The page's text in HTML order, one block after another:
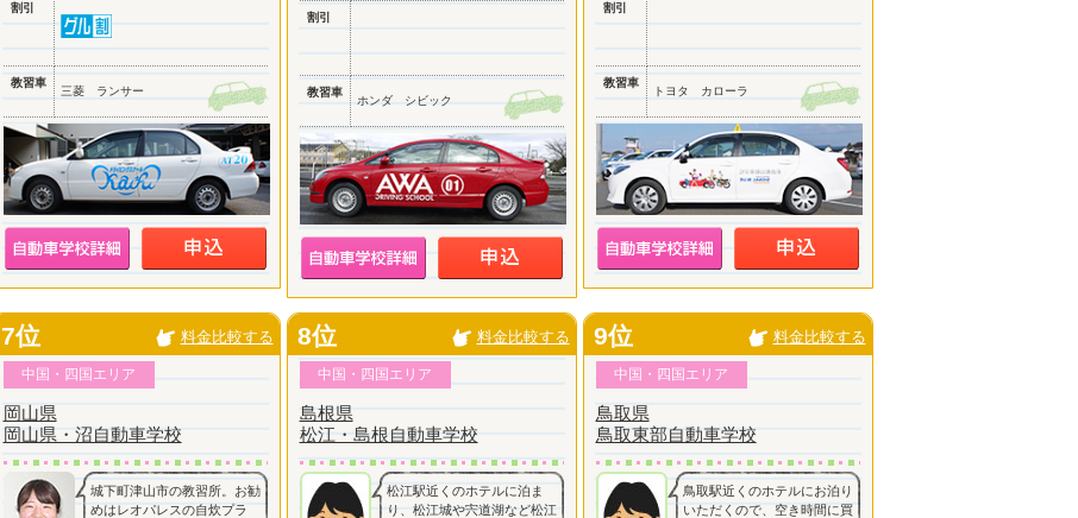
割引
教習車
三菱 ランサー
割引
教習車
ホンダ シビック
割引
教習車
トヨタ カローラ
7位 料金比較する
中国・四国エリア
岡山県
岡山県・沼自動車学校
城下町津山市の教習所。お勧
めはレオパレスの自炊プラ
8位 料金比較する
中国・四国エリア
島根県
松江・島根自動車学校
松江駅近くのホテルに泊ま
り、松江城や宍道湖など松江
9位 料金比較する
中国・四国エリア
鳥取県
鳥取東部自動車学校
鳥取駅近くのホテルにお泊り
いただくので、空き時間に買